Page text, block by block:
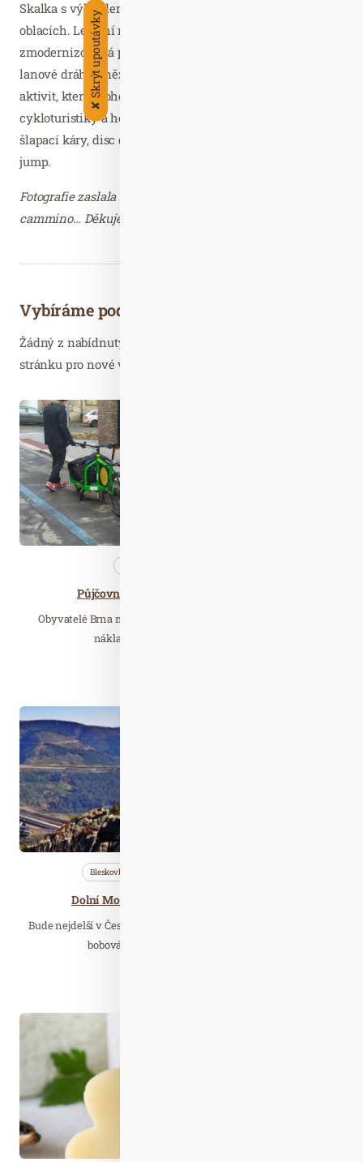
Skalka s výhledem na horské hřebeny i Stezku v
oblacích. Letošní novinkou v této oblasti je
zmodernizovaná půjčovna koloběžek na horní stanici
lanové dráhy Sněžník. Půjčovna doplňuje celou řadu
aktivit, které mohou návštěvníci vyzkoušet. Kromě
cykloturistiky a horské turistiky jsou k dispozici také
šlapací káry, disc golf, zážitky v adrenalin parku či bag
jump.
Fotografie zaslala Dagmar Kutilová, PR consultant
cammino… Děkujeme.
Vybíráme podobné články
Žádný z nabídnutých článků vás nezajímá? Aktualizujte
stránku pro nové výsledky...
Půjčovna nákladních kol startuje v Brně
Obyvatelé Brna mají od poloviny února možnost vyzkoušet
nákladní kola pro převoz dětí nebo…
Bleskovky
Dolní Morava v létě otevře bobovou dráhu,
Bude nejdelší v České republice a druhá nejdelší v Evropě. Nová
bobová dráha na Dolní Moravě otevře…
✘
Skrýt upoutávky